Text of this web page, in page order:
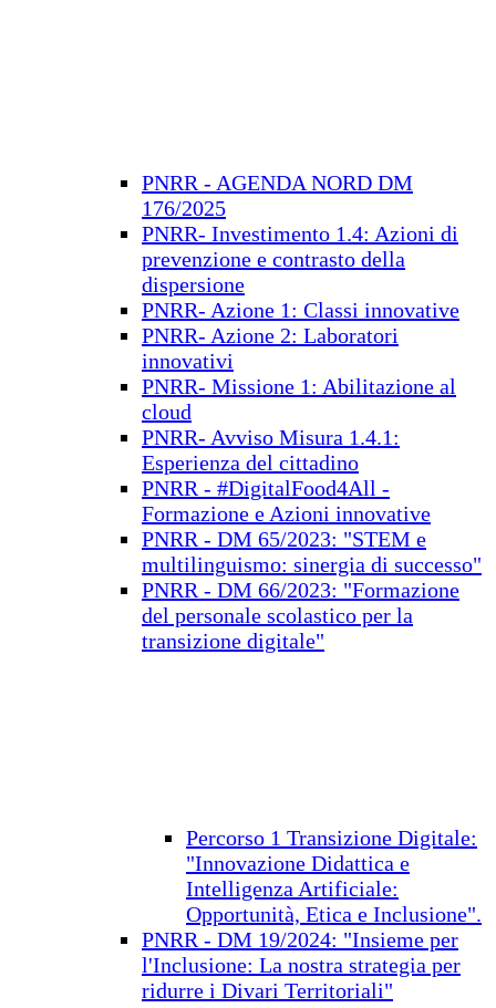
PNRR - AGENDA NORD DM
176/2025
PNRR- Investimento 1.4: Azioni di
prevenzione e contrasto della
dispersione
PNRR- Azione 1: Classi innovative
PNRR- Azione 2: Laboratori
innovativi
PNRR- Missione 1: Abilitazione al
cloud
PNRR- Avviso Misura 1.4.1:
Esperienza del cittadino
PNRR - #DigitalFood4All -
Formazione e Azioni innovative
PNRR - DM 65/2023: "STEM e
multilinguismo: sinergia di successo"
PNRR - DM 66/2023: "Formazione
del personale scolastico per la
transizione digitale"
Percorso 1 Transizione Digitale:
"Innovazione Didattica e
Intelligenza Artificiale:
Opportunità, Etica e Inclusione".
PNRR - DM 19/2024: "Insieme per
l'Inclusione: La nostra strategia per
ridurre i Divari Territoriali"